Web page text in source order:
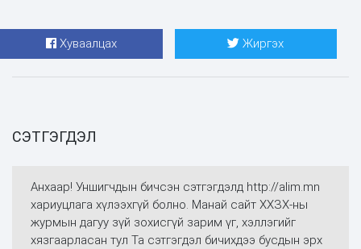
Хуваалцах Жиргэх
СЭТГЭГДЭЛ
Анхаар! Уншигчдын бичсэн сэтгэгдэлд http://alim.mn
хариуцлага хүлээхгүй болно. Манай сайт ХХЗХ-ны
журмын дагуу зүй зохисгүй зарим үг, хэллэгийг
хязгаарласан тул Та сэтгэгдэл бичихдээ бусдын эрх